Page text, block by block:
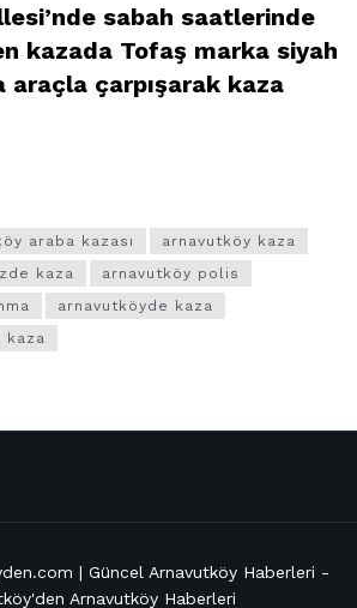
sabah saatlerinde
kazada Tofaş marka siyah
araçla çarpışarak kaza
araba kazası
arnavutköy kaza
kaza
arnavutköy polis
arnavutköyde kaza
kaza
| Güncel Arnavutköy Haberleri -
Arnavutköy Haberleri